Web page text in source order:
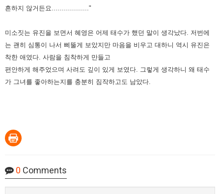
흔하지 않거든요..................."
미소짓는 유진을 보면서 혜영은 어제 태수가 했던 말이 생각났다. 저번에
는 괜히 심통이 나서 삐뚤게 보았지만 마음을 비우고 대하니 역시 유진은
착한 애였다. 사람을 침착하게 만들고
편안하게 해주었으며 사려도 깊이 있게 보였다. 그렇게 생각하니 왜 태수
가 그녀를 좋아하는지를 충분히 짐작하고도 남았다.
0 Comments